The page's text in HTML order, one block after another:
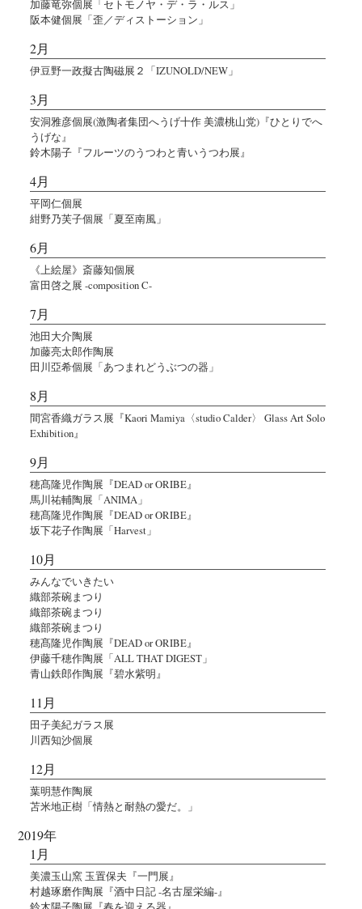
加藤竜弥個展「セトモノヤ・デ・ラ・ルス」
阪本健個展「歪／ディストーション」
2月
伊豆野一政擬古陶磁展２「IZUNOLD/NEW」
3月
安洞雅彦個展(激陶者集団へうげ十作 美濃桃山党)『ひとりでへ
うげな』
鈴木陽子『フルーツのうつわと青いうつわ展』
4月
平岡仁個展
紺野乃芙子個展「夏至南風」
6月
《上絵屋》斎藤知個展
富田啓之展 -composition C-
7月
池田大介陶展
加藤亮太郎作陶展
田川亞希個展「あつまれどうぶつの器」
8月
間宮香織ガラス展『Kaori Mamiya〈studio Calder〉 Glass Art Solo
Exhibition』
9月
穂髙隆児作陶展『DEAD or ORIBE』
馬川祐輔陶展「ANIMA」
穂髙隆児作陶展『DEAD or ORIBE』
坂下花子作陶展「Harvest」
10月
みんなでいきたい
織部茶碗まつり
織部茶碗まつり
織部茶碗まつり
穂髙隆児作陶展『DEAD or ORIBE』
伊藤千穂作陶展「ALL THAT DIGEST」
青山鉄郎作陶展『碧水紫明』
11月
田子美紀ガラス展
川西知沙個展
12月
葉明慧作陶展
苫米地正樹「情熱と耐熱の愛だ。」
2019年
1月
美濃玉山窯 玉置保夫『一門展』
村越琢磨作陶展『酒中日記 -名古屋栄編-』